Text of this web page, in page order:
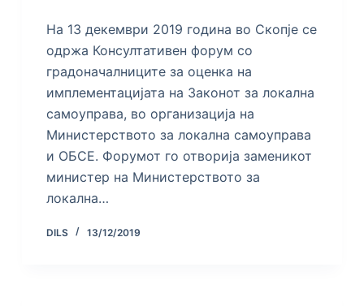
На 13 декември 2019 година во Скопје се
одржа Консултативен форум со
градоначалниците за оценка на
имплементацијата на Законот за локална
самоуправа, во организација на
Министерството за локална самоуправа
и ОБСЕ. Форумот го отворија заменикот
министер на Министерството за
локална…
DILS 13/12/2019